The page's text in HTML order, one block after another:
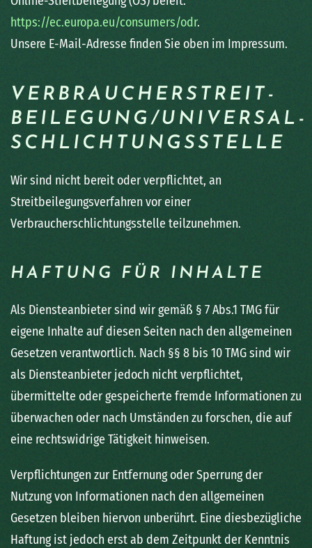
https://ec.europa.eu/consumers/odr.
Unsere E-Mail-Adresse finden Sie oben im Impressum.
VERBRAUCHER­STREIT­
BEILEGUNG/UNIVERSAL­
SCHLICHTUNGS­STELLE
Wir sind nicht bereit oder verpflichtet, an
Streitbeilegungsverfahren vor einer
Verbraucherschlichtungsstelle teilzunehmen.
HAFTUNG FÜR INHALTE
Als Diensteanbieter sind wir gemäß § 7 Abs.1 TMG für
eigene Inhalte auf diesen Seiten nach den allgemeinen
Gesetzen verantwortlich. Nach §§ 8 bis 10 TMG sind wir
als Diensteanbieter jedoch nicht verpflichtet,
übermittelte oder gespeicherte fremde Informationen zu
überwachen oder nach Umständen zu forschen, die auf
eine rechtswidrige Tätigkeit hinweisen.
Verpflichtungen zur Entfernung oder Sperrung der
Nutzung von Informationen nach den allgemeinen
Gesetzen bleiben hiervon unberührt. Eine diesbezügliche
Haftung ist jedoch erst ab dem Zeitpunkt der Kenntnis